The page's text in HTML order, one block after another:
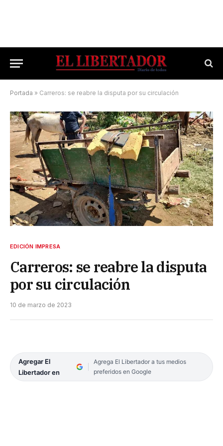
Portada » Carreros: se reabre la disputa por su circulación
EDICIÓN IMPRESA
Carreros: se reabre la disputa
por su circulación
10 de marzo de 2023
Agregar El
Libertador en
Agrega El Libertador a tus medios
preferidos en Google